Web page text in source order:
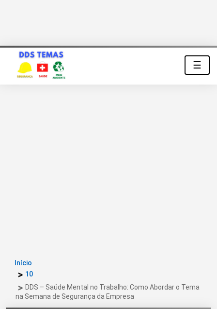
☰
Início
10
DDS – Saúde Mental no Trabalho: Como Abordar o Tema
na Semana de Segurança da Empresa